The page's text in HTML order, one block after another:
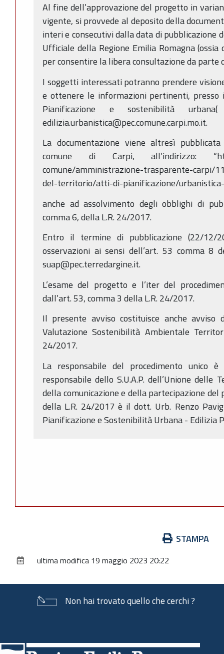
Al fine dell’approvazione del progetto in
vigente, si provvede al deposito della
interi e consecutivi dalla data di
Ufficiale della Regione Emilia Romagna
per consentire la libera consultazione da parte
I soggetti interessati potranno prendere
e ottenere le informazioni pertinenti, presso
Pianificazione e sostenibilità
edilizia.urbanistica@pec.comune.carpi.mo.it.
La documentazione viene altresì
comune di Carpi, all’indirizzo:
comune/amministrazione-trasparente-carpi/
del-territorio/atti-di-pianificazione/urbanistica-
anche ad assolvimento degli obblighi di
comma 6, della L.R. 24/2017.
Entro il termine di pubblicazione (22/12/
osservazioni ai sensi dell’art. 53 comma 8
suap@pec.terredargine.it.
L’esame del progetto e l’iter del
dall’art. 53, comma 3 della L.R. 24/2017.
Il presente avviso costituisce anche
Valutazione Sostenibilità Ambientale
24/2017.
La responsabile del procedimento unico
responsabile dello S.U.A.P. dell’Unione delle
della comunicazione e della partecipazione del
della L.R. 24/2017 è il dott. Urb. Renzo
Pianificazione e Sostenibilità Urbana - Edilizia
documento
STAMPA
ultima modifica 19 maggio 2023 20:22
Non hai trovato quello che cerchi ?
di